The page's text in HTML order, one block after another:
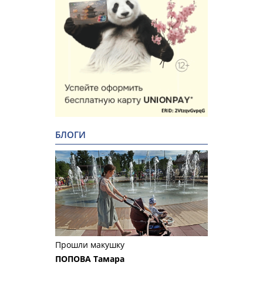
БЛОГИ
Прошли макушку
ПОПОВА Тамара